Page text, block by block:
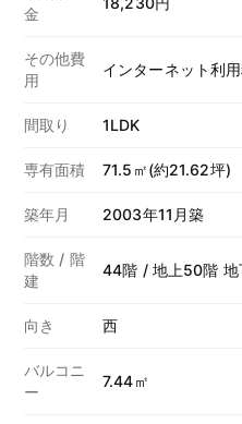
金
その他費
用
インターネット利
間取り 1LDK
専有面積 71.5㎡(約21.62坪)
築年月 2003年11月築
階数 / 階
建
44階 / 地上50階 地
向き 西
バルコニ
ー
7.44㎡